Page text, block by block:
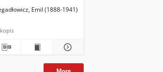
Emil (1888-1941)